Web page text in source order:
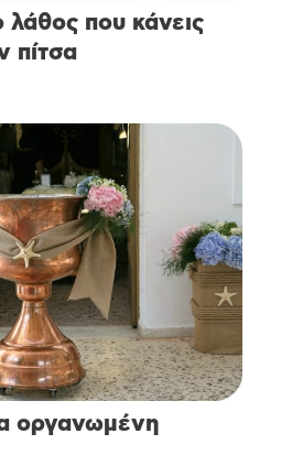
λάθος που κάνεις
πίτσα
οργανωμένη